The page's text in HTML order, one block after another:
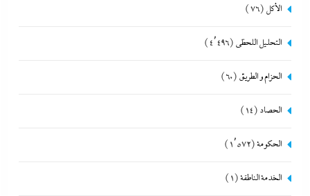
الأكل (76)
التحليل اللحظي (4٬496)
الحزام و الطريق (60)
الحصاد (14)
الحكومة(1٬572)
الخدمة الناطقة(1)